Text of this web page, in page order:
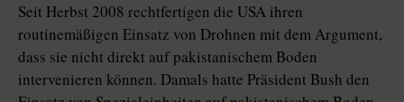
Seit Herbst 2008 rechtfertigen die USA ihren
routinemäßigen Einsatz von Drohnen mit dem Argument,
dass sie nicht direkt auf pakistanischem Boden
intervenieren können. Damals hatte Präsident Bush den